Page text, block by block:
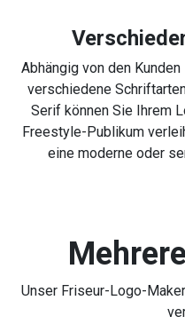
Abhängig von den
verschiedene
Serif können Sie Ihrem
Freestyle-Publikum
eine moderne oder
Unser Friseur-Logo-